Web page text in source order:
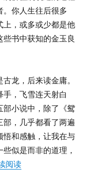
。你人生往后很多
上，或多或少都是他
书中获知的金玉良
龙，后来读金庸。
手，飞雪连天射白
部小说中，除了《鸳
部，几乎都看了两遍
悟和感触，让我在与
似是而非的道理，
阅读“张大官人：筚路蓝